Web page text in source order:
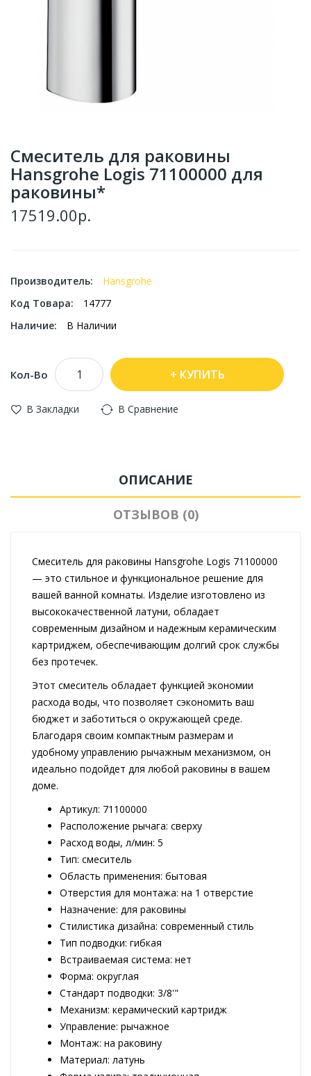
Смеситель для раковины
Hansgrohe Logis 71100000 для
раковины*
17519.00р.
Производитель:
Hansgrohe
Код Товара:
14777
Наличие:
В Наличии
Кол-Во КУПИТЬ
В Закладки В Сравнение
ОПИСАНИЕ
ОТЗЫВОВ (0)
Смеситель для раковины Hansgrohe Logis 71100000
— это стильное и функциональное решение для
вашей ванной комнаты. Изделие изготовлено из
высококачественной латуни, обладает
современным дизайном и надежным керамическим
картриджем, обеспечивающим долгий срок службы
без протечек.
Этот смеситель обладает функцией экономии
расхода воды, что позволяет сэкономить ваш
бюджет и заботиться о окружающей среде.
Благодаря своим компактным размерам и
удобному управлению рычажным механизмом, он
идеально подойдет для любой раковины в вашем
доме.
Артикул: 71100000
Расположение рычага: сверху
Расход воды, л/мин: 5
Тип: смеситель
Область применения: бытовая
Отверстия для монтажа: на 1 отверстие
Назначение: для раковины
Стилистика дизайна: современный стиль
Тип подводки: гибкая
Встраиваемая система: нет
Форма: округлая
Стандарт подводки: 3/8'"
Механизм: керамический картридж
Управление: рычажное
Монтаж: на раковину
Материал: латунь